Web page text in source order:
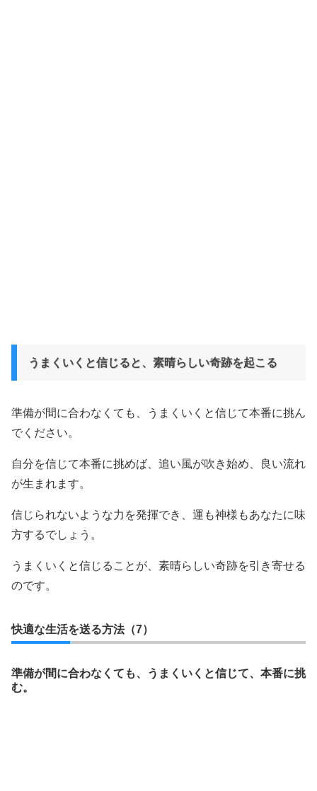
うまくいくと信じると、素晴らしい奇跡を起こる
準備が間に合わなくても、うまくいくと信じて本番に挑ん
でください。
自分を信じて本番に挑めば、追い風が吹き始め、良い流れ
が生まれます。
信じられないような力を発揮でき、運も神様もあなたに味
方するでしょう。
うまくいくと信じることが、素晴らしい奇跡を引き寄せる
のです。
快適な生活を送る方法（7）
準備が間に合わなくても、うまくいくと信じて、本番に挑
む。